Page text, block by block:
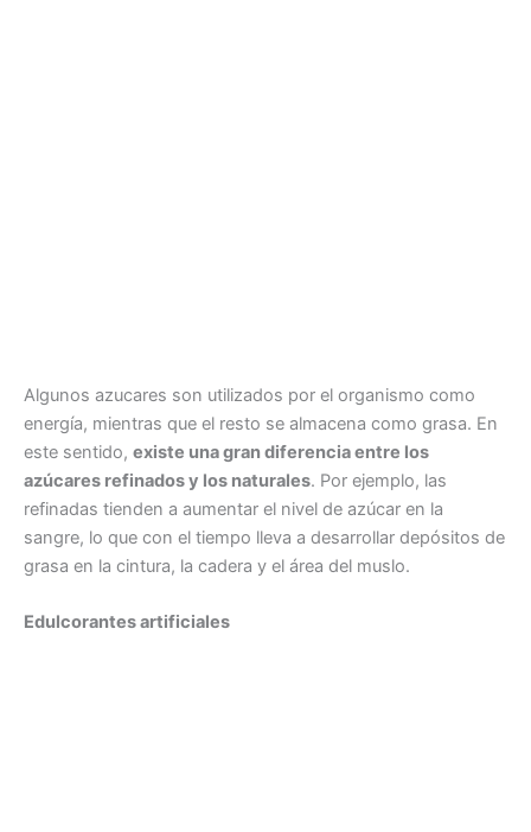
Algunos azucares son utilizados por el organismo como
energía, mientras que el resto se almacena como grasa. En
este sentido, existe una gran diferencia entre los
azúcares refinados y los naturales. Por ejemplo, las
refinadas tienden a aumentar el nivel de azúcar en la
sangre, lo que con el tiempo lleva a desarrollar depósitos de
grasa en la cintura, la cadera y el área del muslo.
Edulcorantes artificiales